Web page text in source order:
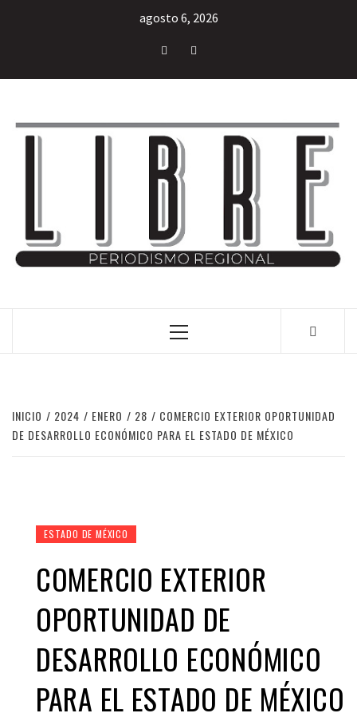
agosto 6, 2026
INICIO 2024 ENERO 28
COMERCIO EXTERIOR OPORTUNIDAD
DE DESARROLLO ECONÓMICO PARA EL ESTADO DE MÉXICO
ESTADO DE MÉXICO
COMERCIO EXTERIOR
OPORTUNIDAD DE
DESARROLLO ECONÓMICO
PARA EL ESTADO DE MÉXICO